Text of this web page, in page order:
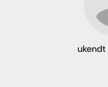
ukendt